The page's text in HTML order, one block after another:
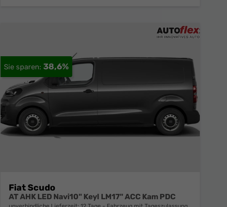
38,6%
Fiat Scudo
AT AHK LED Navi10" Keyl LM17" ACC Kam PDC